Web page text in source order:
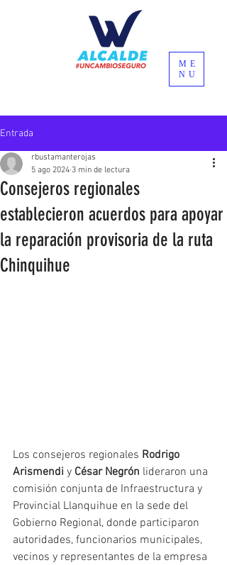
ME
NU
Entrada
Consejeros regionales
establecieron acuerdos para apoyar
la reparación provisoria de la ruta
Chinquihue
rbustamanterojas
5 ago 2024 3 min de lectura
Los consejeros regionales Rodrigo
Arismendi y César Negrón lideraron una
comisión conjunta de Infraestructura y
Provincial Llanquihue en la sede del
Gobierno Regional, donde participaron
autoridades, funcionarios municipales,
vecinos y representantes de la empresa